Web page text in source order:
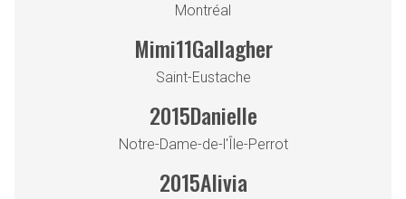
Montréal
Mimi11Gallagher
Saint-Eustache
2015Danielle
Notre-Dame-de-l'Île-Perrot
2015Alivia